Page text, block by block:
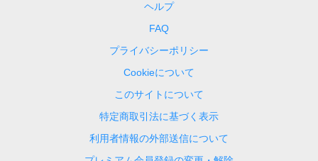
ヘルプ
FAQ
プライバシーポリシー
Cookieについて
このサイトについて
特定商取引法に基づく表示
利用者情報の外部送信について